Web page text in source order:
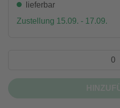
lieferbar
Zustellung 15.09. - 17.09.